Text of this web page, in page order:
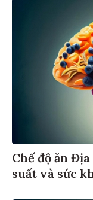
Chế độ ăn
suất và sức